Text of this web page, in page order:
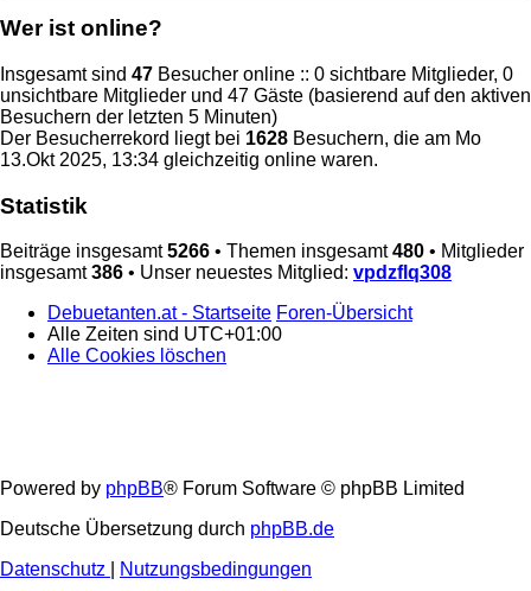
Wer ist online?
Insgesamt sind 47 Besucher online :: 0 sichtbare Mitglieder, 0
unsichtbare Mitglieder und 47 Gäste (basierend auf den aktiven
Besuchern der letzten 5 Minuten)
Der Besucherrekord liegt bei 1628 Besuchern, die am Mo
13.Okt 2025, 13:34 gleichzeitig online waren.
Statistik
Beiträge insgesamt5266 • Themen insgesamt480 • Mitglieder
insgesamt386 • Unser neuestes Mitglied: vpdzflq308
Debuetanten.at - Startseite Foren-Übersicht
Alle Zeiten sind UTC+01:00
Alle Cookies löschen
Powered by phpBB® Forum Software © phpBB Limited
Deutsche Übersetzung durch phpBB.de
Datenschutz
Nutzungsbedingungen